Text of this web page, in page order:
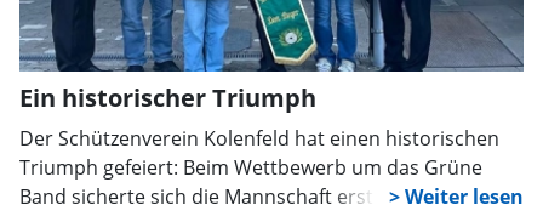
Ein historischer Triumph
Der Schützenverein Kolenfeld hat einen historischen
Triumph gefeiert: Beim Wettbewerb um das Grüne
Band sicherte sich die Mannschaft erstmals seit 70